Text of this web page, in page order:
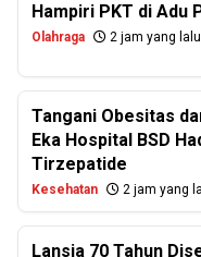
Hampiri PKT di Adu
Olahraga 2 jam yang lalu
Tangani Obesitas
Eka Hospital BSD
Tirzepatide
Kesehatan 2 jam yang
Lansia 70 Tahun